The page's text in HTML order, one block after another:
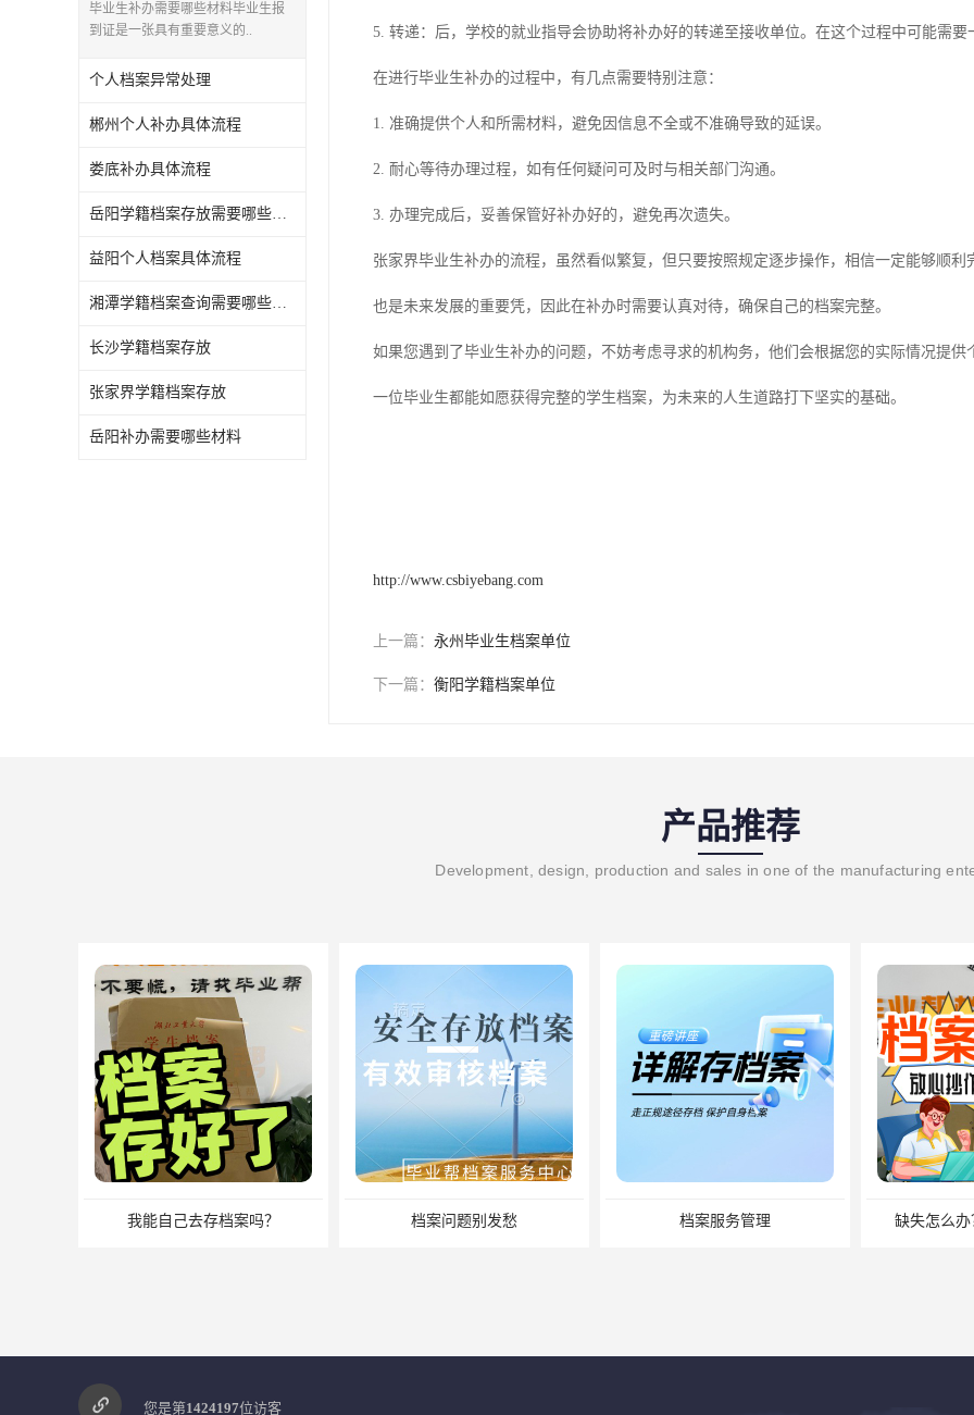
毕业生补办需要哪些材料毕业生报
到证是一张具有重要意义的..
个人档案异常处理
郴州个人补办具体流程
娄底补办具体流程
岳阳学籍档案存放需要哪些材料
益阳个人档案具体流程
湘潭学籍档案查询需要哪些材料
长沙学籍档案存放
张家界学籍档案存放
岳阳补办需要哪些材料
5. 转递：后，学校的就业指导会协助将补办好的转递至接收单位。在这个过程中可能需要
在进行毕业生补办的过程中，有几点需要特别注意：
1. 准确提供个人和所需材料，避免因信息不全或不准确导致的延误。
2. 耐心等待办理过程，如有任何疑问可及时与相关部门沟通。
3. 办理完成后，妥善保管好补办好的，避免再次遗失。
张家界毕业生补办的流程，虽然看似繁复，但只要按照规定逐步操作，相信一定能够顺利
也是未来发展的重要凭，因此在补办时需要认真对待，确保自己的档案完整。
如果您遇到了毕业生补办的问题，不妨考虑寻求的机构务，他们会根据您的实际情况提
一位毕业生都能如愿获得完整的学生档案，为未来的人生道路打下坚实的基础。
http://www.csbiyebang.com
上一篇： 永州毕业生档案单位
下一篇： 衡阳学籍档案单位
产品推荐
Development, design, production and sales in one of the manufacturing
我能自己去存档案吗？ 档案问题别发愁 档案服务管理 缺失怎么
您是第1424197位访客